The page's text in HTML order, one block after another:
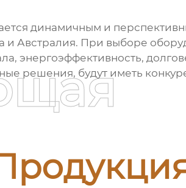
динамичным и
Австралия. При выборе
энергоэффективность,
решения, будут иметь